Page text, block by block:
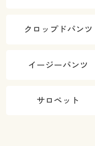
クロップドパンツ
イージーパンツ
サロペット